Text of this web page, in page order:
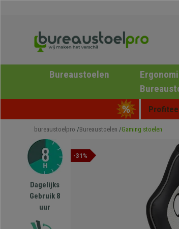
Bureaustoelen
bureaustoelpro Bureaustoelen Gaming stoelen
Dagelijks
Gebruik 8
uur
-31%